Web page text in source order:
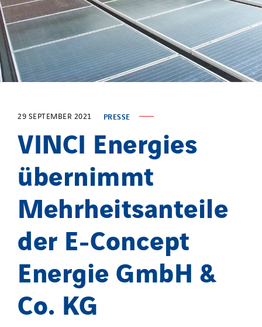
29 SEPTEMBER 2021 PRESSE
VINCI Energies
übernimmt
Mehrheitsanteile
der E-Concept
Energie GmbH &
Co. KG
Sylvestre Energies
TelComTec
Telematic Solutions
TG Concept
Thermo Réfrigération
Top Thermique
TranzCom
Travesset Beziers
Tunzini Antilles
Tunzini Grand Ouest
Tunzini Maintenance Nucléaire
TUNZINI Nucléaire
Tunzini Paris
Tunzini Toulouse
Tunzini Troyes
Twyver
Uxello